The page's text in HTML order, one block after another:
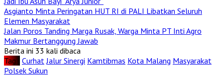
Asgianto Minta Peringatan HUT RI di PALI Libatkan Seluruh
Elemen Masyarakat
Jalan Poros Tanding Marga Rusak, Warga Minta PT Inti Agro
Makmur Bertanggung Jawab
Berita ini 33 kali dibaca
Tag :
Curhat Jalur Sinergi Kamtibmas Kota Malang Masyarakat
Polsek Sukun